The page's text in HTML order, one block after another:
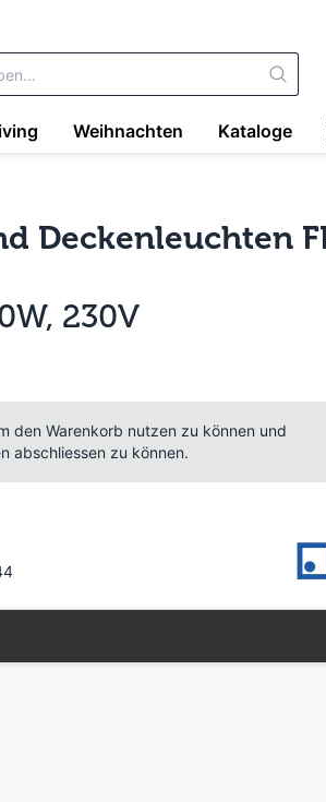
Weihnachten Kataloge
Deckenleuchten
230V
den Warenkorb nutzen zu können und
abschliessen zu können.